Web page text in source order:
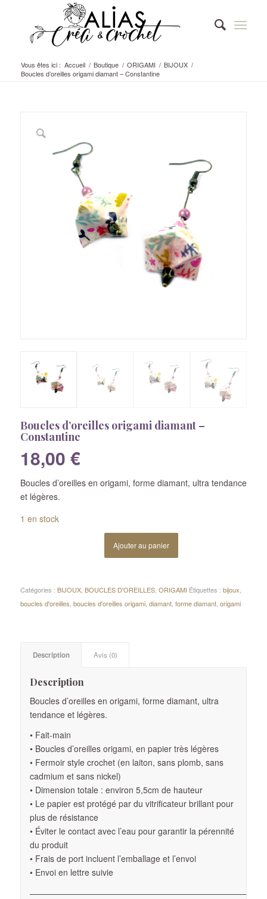
Vous êtes ici : Accueil / Boutique / ORIGAMI / BIJOUX /
Boucles d’oreilles origami diamant – Constantine
Boucles d’oreilles origami diamant –
Constantine
18,00 €
Boucles d’oreilles en origami, forme diamant, ultra tendance
et légères.
1 en stock
Ajouter au panier
Catégories : BIJOUX, BOUCLES D'OREILLES, ORIGAMI Étiquettes : bijoux
boucles d'oreilles boucles d'oreilles origami, diamant, forme diamant, origami
Description Avis (0)
Description
Boucles d’oreilles en origami, forme diamant, ultra
tendance et légères.
• Fait-main
• Boucles d’oreilles origami, en papier très légères
• Fermoir style crochet (en laiton, sans plomb, sans
cadmium et sans nickel)
• Dimension totale : environ 5,5cm de hauteur
• Le papier est protégé par du vitrificateur brillant pour
plus de résistance
• Éviter le contact avec l’eau pour garantir la pérennité
du produit
• Frais de port incluent l’emballage et l’envoi
• Envoi en lettre suivie